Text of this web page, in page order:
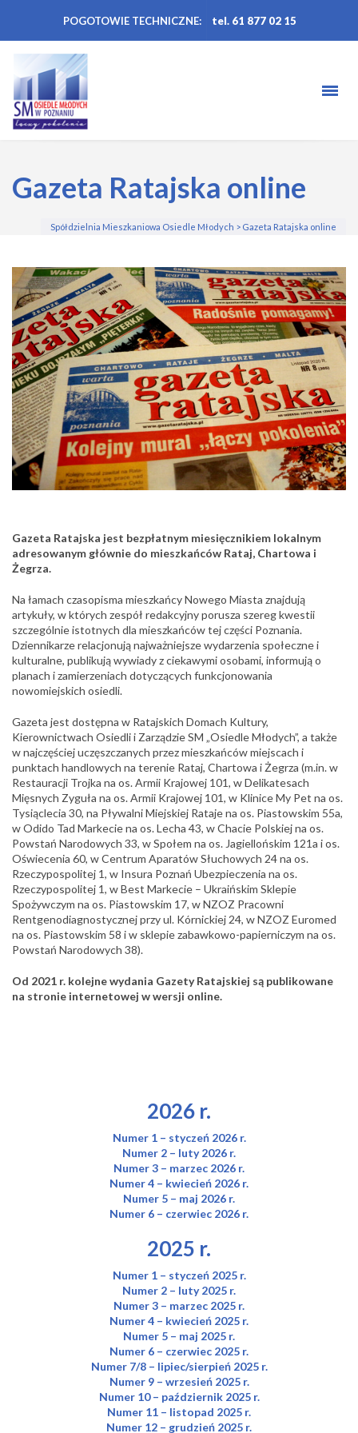
POGOTOWIE TECHNICZNE: tel. 61 877 02 15
Gazeta Ratajska online
Spółdzielnia Mieszkaniowa Osiedle Młodych > Gazeta Ratajska online
Gazeta Ratajska jest bezpłatnym miesięcznikiem lokalnym
adresowanym głównie do mieszkańców Rataj, Chartowa i
Żegrza.
Na łamach czasopisma mieszkańcy Nowego Miasta znajdują
artykuły, w których zespół redakcyjny porusza szereg kwestii
szczególnie istotnych dla mieszkańców tej części Poznania.
Dziennikarze relacjonują najważniejsze wydarzenia społeczne i
kulturalne, publikują wywiady z ciekawymi osobami, informują o
planach i zamierzeniach dotyczących funkcjonowania
nowomiejskich osiedli.
Gazeta jest dostępna w Ratajskich Domach Kultury,
Kierownictwach Osiedli i Zarządzie SM „Osiedle Młodych”, a także
w najczęściej uczęszczanych przez mieszkańców miejscach i
punktach handlowych na terenie Rataj, Chartowa i Żegrza (m.in. w
Restauracji Trojka na os. Armii Krajowej 101, w Delikatesach
Mięsnych Zyguła na os. Armii Krajowej 101, w Klinice My Pet na os.
Tysiąclecia 30, na Pływalni Miejskiej Rataje na os. Piastowskim 55a,
w Odido Tad Markecie na os. Lecha 43, w Chacie Polskiej na os.
Powstań Narodowych 33, w Społem na os. Jagiellońskim 121a i os.
Oświecenia 60, w Centrum Aparatów Słuchowych 24 na os.
Rzeczypospolitej 1, w Insura Poznań Ubezpieczenia na os.
Rzeczypospolitej 1, w Best Markecie – Ukraińskim Sklepie
Spożywczym na os. Piastowskim 17, w NZOZ Pracowni
Rentgenodiagnostycznej przy ul. Kórnickiej 24, w NZOZ Euromed
na os. Piastowskim 58 i w sklepie zabawkowo-papierniczym na os.
Powstań Narodowych 38).
Od 2021 r. kolejne wydania Gazety Ratajskiej są publikowane
na stronie internetowej w wersji online.
2026 r.
Numer 1 – styczeń 2026 r.
Numer 2 – luty 2026 r.
Numer 3 – marzec 2026 r.
Numer 4 – kwiecień 2026 r.
Numer 5 – maj 2026 r.
Numer 6 – czerwiec 2026 r.
2025 r.
Numer 1 – styczeń 2025 r.
Numer 2 – luty 2025 r.
Numer 3 – marzec 2025 r.
Numer 4 – kwiecień 2025 r.
Numer 5 – maj 2025 r.
Numer 6 – czerwiec 2025 r.
Numer 7/8 – lipiec/sierpień 2025 r.
Numer 9 – wrzesień 2025 r.
Numer 10 – październik 2025 r.
Numer 11 – listopad 2025 r.
Numer 12 – grudzień 2025 r.